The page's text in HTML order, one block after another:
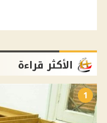
الأكثر قراءة
1